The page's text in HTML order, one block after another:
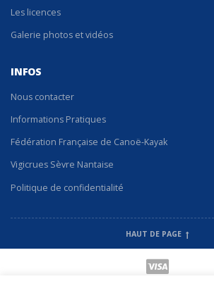
Les licences
Galerie photos et vidéos
INFOS
Nous contacter
Informations Pratiques
Fédération Française de Canoë-Kayak
Vigicrues Sèvre Nantaise
Politique de confidentialité
HAUT DE PAGE